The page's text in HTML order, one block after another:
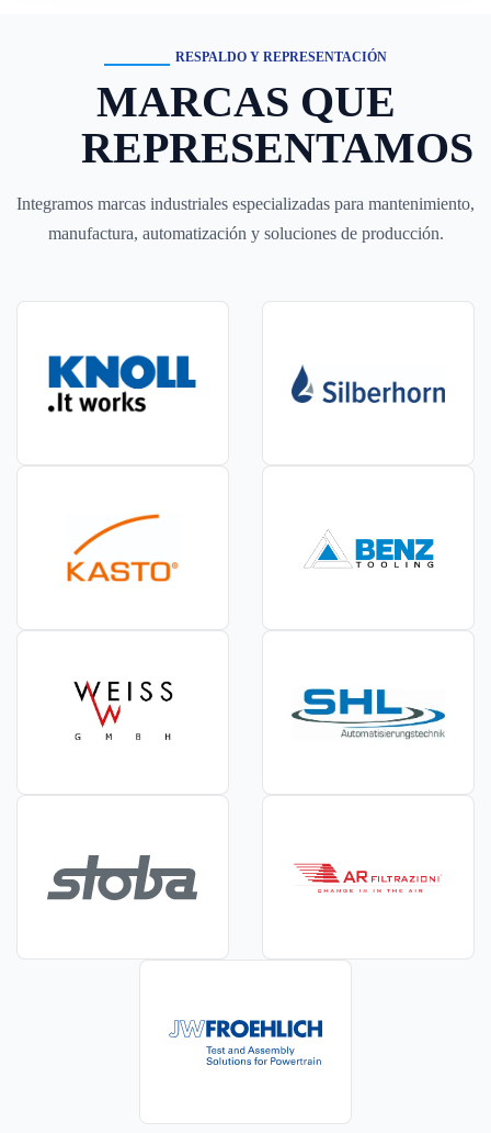
RESPALDO Y REPRESENTACIÓN
MARCAS QUE
REPRESENTAMOS
Integramos marcas industriales especializadas para mantenimiento,
manufactura, automatización y soluciones de producción.